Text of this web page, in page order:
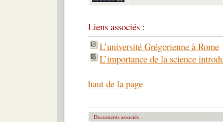
Liens associés :
L’université Grégorienne à Rome
L’importance de la science
haut de la page
Documents associés :